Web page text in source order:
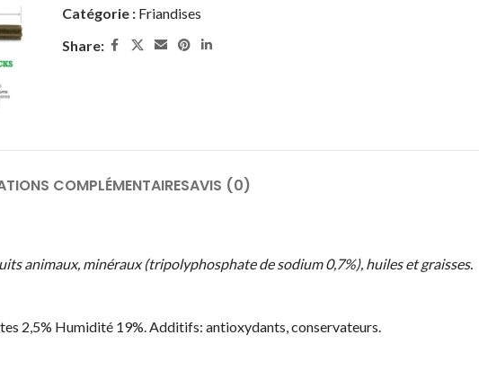
Catégorie : Friandises
Share:
COMPLÉMENTAIRESAVIS (0)
animaux, minéraux (tripolyphosphate de sodium 0,7%), huiles et graisses.
2,5% Humidité 19%. Additifs: antioxydants, conservateurs.